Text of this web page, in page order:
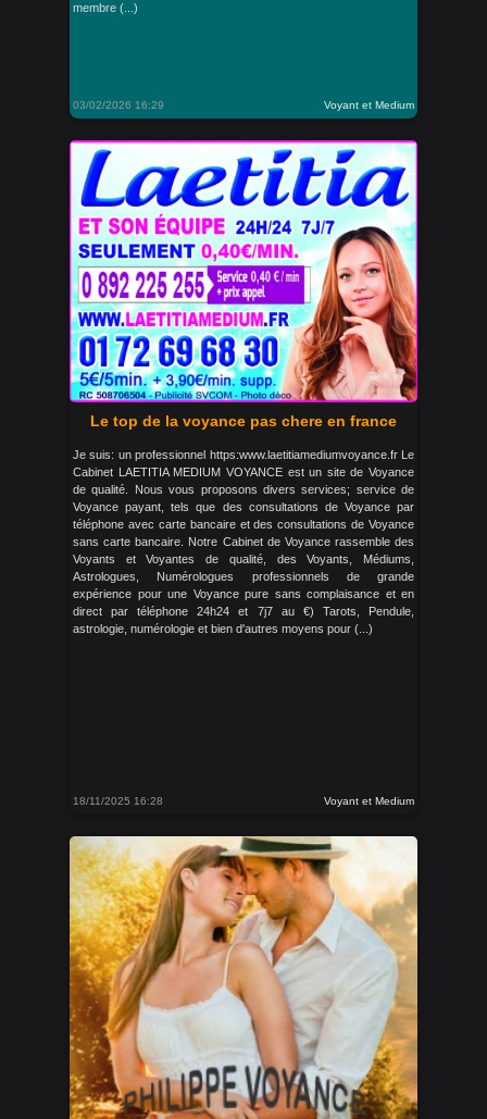
membre (...)
03/02/2026 16:29 Voyant et Medium
Le top de la voyance pas chere en france
Je suis: un professionnel https:www.laetitiamediumvoyance.fr Le
Cabinet LAETITIA MEDIUM VOYANCE est un site de Voyance
de qualité. Nous vous proposons divers services; service de
Voyance payant, tels que des consultations de Voyance par
téléphone avec carte bancaire et des consultations de Voyance
sans carte bancaire. Notre Cabinet de Voyance rassemble des
Voyants et Voyantes de qualité, des Voyants, Médiums,
Astrologues, Numérologues professionnels de grande
expérience pour une Voyance pure sans complaisance et en
direct par téléphone 24h24 et 7j7 au €) Tarots, Pendule,
astrologie, numérologie et bien d'autres moyens pour (...)
18/11/2025 16:28 Voyant et Medium